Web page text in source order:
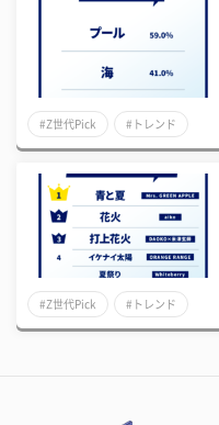
#Z世代Pick #トレンド
#Z世代Pick #トレンド